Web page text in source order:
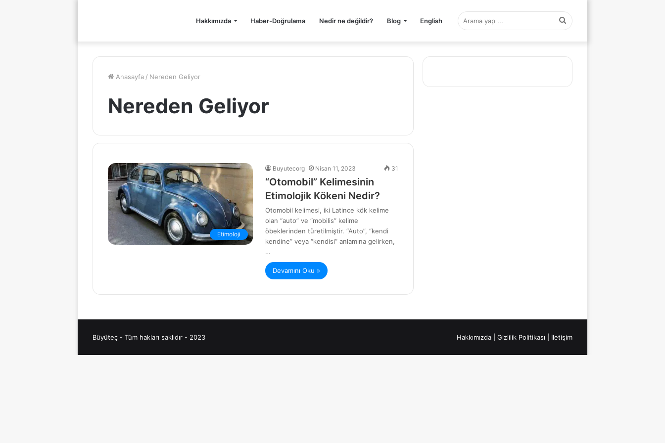
Hakkımızda Haber-Doğrulama Nedir ne değildir? Blog English Arama
yap
Anasayfa / Nereden Geliyor
Nereden Geliyor
Etimoloji
Buyutecorg Nisan 11, 2023 31
“Otomobil” Kelimesinin
Etimolojik Kökeni Nedir?
Otomobil kelimesi, iki Latince kök kelime
olan “auto” ve “mobilis” kelime
öbeklerinden türetilmiştir. “Auto”, “kendi
kendine” veya “kendisi” anlamına gelirken,
…
Devamını Oku »
Büyüteç - Tüm hakları saklıdır - 2023 Hakkımızda Gizlilik Politikası İletişim